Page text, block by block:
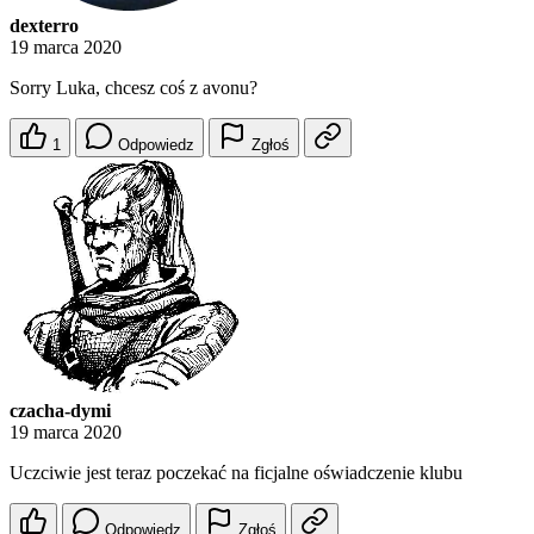
dexterro
19 marca 2020
Sorry Luka, chcesz coś z avonu?
1 Odpowiedz Zgłoś
czacha-dymi
19 marca 2020
Uczciwie jest teraz poczekać na ficjalne oświadczenie klubu
Odpowiedz Zgłoś